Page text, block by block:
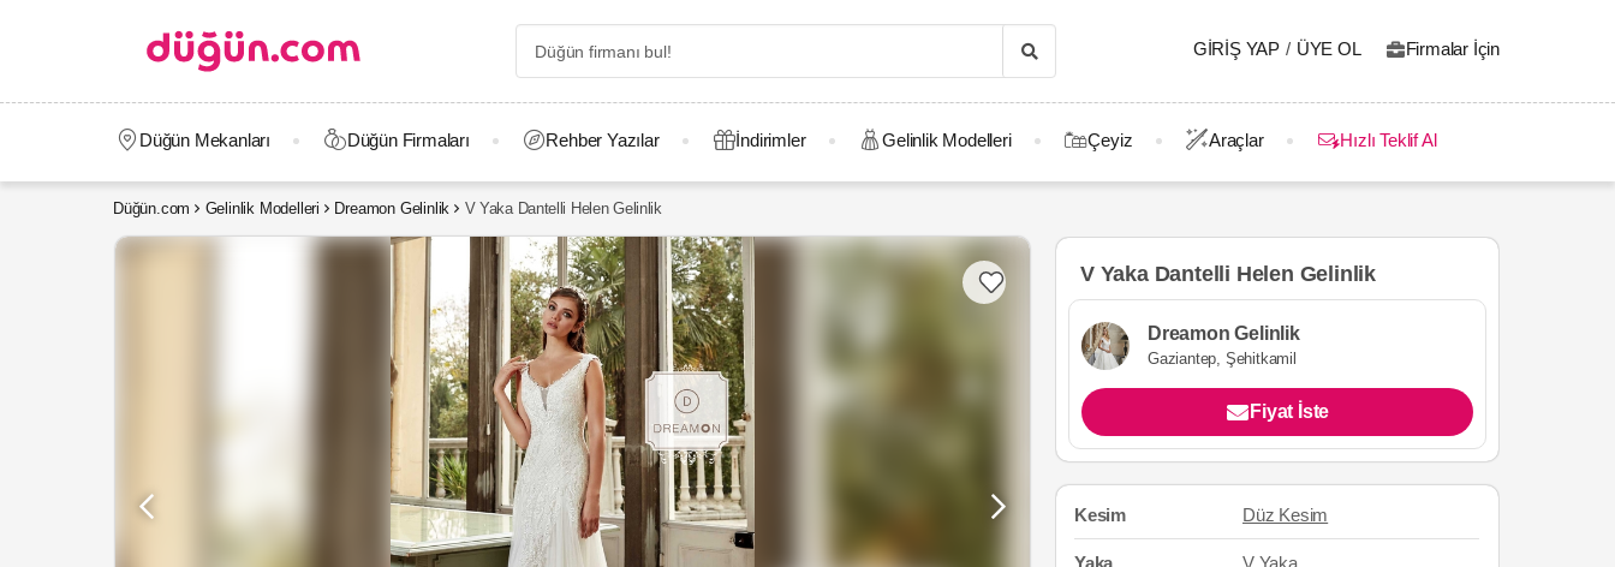
GIRIŞ YAP / ÜYE OL Firmalar İçin
Düğün Mekanları Düğün Firmaları Rehber Yazılar İndirimler Gelinlik Modelleri Çeyiz Araçlar Hızlı Teklif Al
Düğün.com Gelinlik Modelleri Dreamon Gelinlik V Yaka Dantelli Helen Gelinlik
V Yaka Dantelli Helen Gelinlik
Dreamon Gelinlik
Gaziantep, Şehitkamil
Fiyat İste
Kesim Düz Kesim
Yaka V Yaka